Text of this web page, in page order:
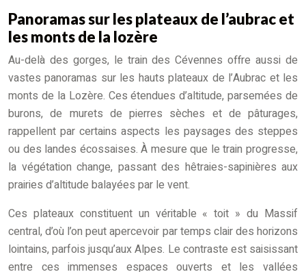
Panoramas sur les plateaux de l’aubrac et
les monts de la lozère
Au-delà des gorges, le train des Cévennes offre aussi de
vastes panoramas sur les hauts plateaux de l’Aubrac et les
monts de la Lozère. Ces étendues d’altitude, parsemées de
burons, de murets de pierres sèches et de pâturages,
rappellent par certains aspects les paysages des steppes
ou des landes écossaises. À mesure que le train progresse,
la végétation change, passant des hêtraies-sapinières aux
prairies d’altitude balayées par le vent.
Ces plateaux constituent un véritable « toit » du Massif
central, d’où l’on peut apercevoir par temps clair des horizons
lointains, parfois jusqu’aux Alpes. Le contraste est saisissant
entre ces immenses espaces ouverts et les vallées